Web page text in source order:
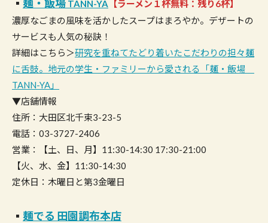
▪︎ 麺・飯場 TANN-YA 【ラーメン１杯無料：残り6杯】
濃厚なごまの風味を活かしたスープはまろやか。デザートの
サービスも人気の秘訣！
詳細はこちら＞研究を重ねてたどり着いたこだわりの担々麺
に舌鼓。地元の学生・ファミリーから愛される「麺・飯場
TANN-YA」
▼店舗情報
住所：大田区北千束3-23-5
電話：03-3727-2406
営業：【土、日、月】11:30-14:30 17:30-21:00
【火、水、金】11:30-14:30
定休日：木曜日と第3金曜日
▪︎ 麺でる 田園調布本店